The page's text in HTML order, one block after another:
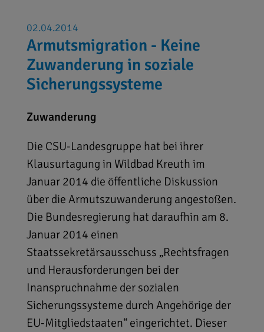
02.04.2014
Armutsmigration - Keine
Zuwanderung in soziale
Sicherungssysteme
Zuwanderung
Die CSU-Landesgruppe hat bei ihrer
Klausurtagung in Wildbad Kreuth im
Januar 2014 die öffentliche Diskussion
über die Armutszuwanderung angestoßen.
Die Bundesregierung hat daraufhin am 8.
Januar 2014 einen
Staatssekretärsausschuss „Rechtsfragen
und Herausforderungen bei der
Inanspruchnahme der sozialen
Sicherungssysteme durch Angehörige der
EU-Mitgliedstaaten“ eingerichtet. Dieser